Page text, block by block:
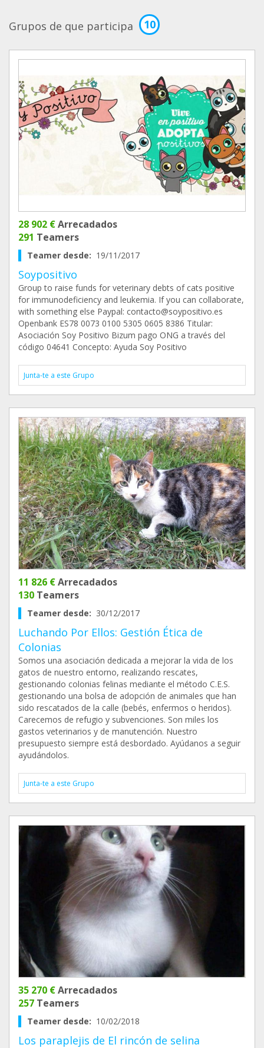
Grupos de que participa 10
28 902 €Arrecadados
291 Teamers
Teamer desde: 19/11/2017
Soypositivo
Group to raise funds for veterinary debts of cats positive
for immunodeficiency and leukemia. If you can collaborate,
with something else Paypal: contacto@soypositivo.es
Openbank ES78 0073 0100 5305 0605 8386 Titular:
Asociación Soy Positivo Bizum pago ONG a través del
código 04641 Concepto: Ayuda Soy Positivo
Junta-te a este Grupo
11 826 €Arrecadados
130 Teamers
Teamer desde: 30/12/2017
Luchando Por Ellos: Gestión Ética de
Colonias
Somos una asociación dedicada a mejorar la vida de los
gatos de nuestro entorno, realizando rescates,
gestionando colonias felinas mediante el método C.E.S.
gestionando una bolsa de adopción de animales que han
sido rescatados de la calle (bebés, enfermos o heridos).
Carecemos de refugio y subvenciones. Son miles los
gastos veterinarios y de manutención. Nuestro
presupuesto siempre está desbordado. Ayúdanos a seguir
ayudándolos.
Junta-te a este Grupo
35 270 €Arrecadados
257 Teamers
Teamer desde: 10/02/2018
Los paraplejis de El rincón de selina